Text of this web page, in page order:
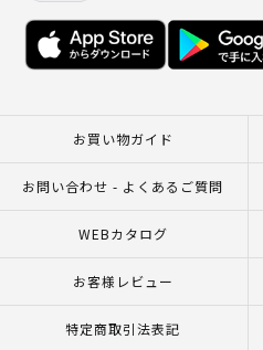
お買い物ガイド
お問い合わせ - よくあるご質問
WEBカタログ
お客様レビュー
特定商取引法表記